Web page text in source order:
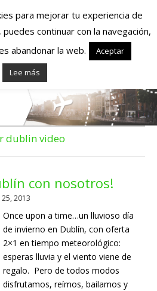
en
Vivir en
Trabajo
–
en
estudian y trabajan en
dublin video
con nosotros!
2013
Once upon a time…un lluvioso día
de invierno en Dublín, con oferta
2×1 en tiempo meteorológico:
esperas lluvia y el viento viene de
regalo. Pero de todos modos
disfrutamos, reímos, bailamos y
para mejorar tu experiencia de
continuar con la navegación,
abandonar la web.
Aceptar
Lee más